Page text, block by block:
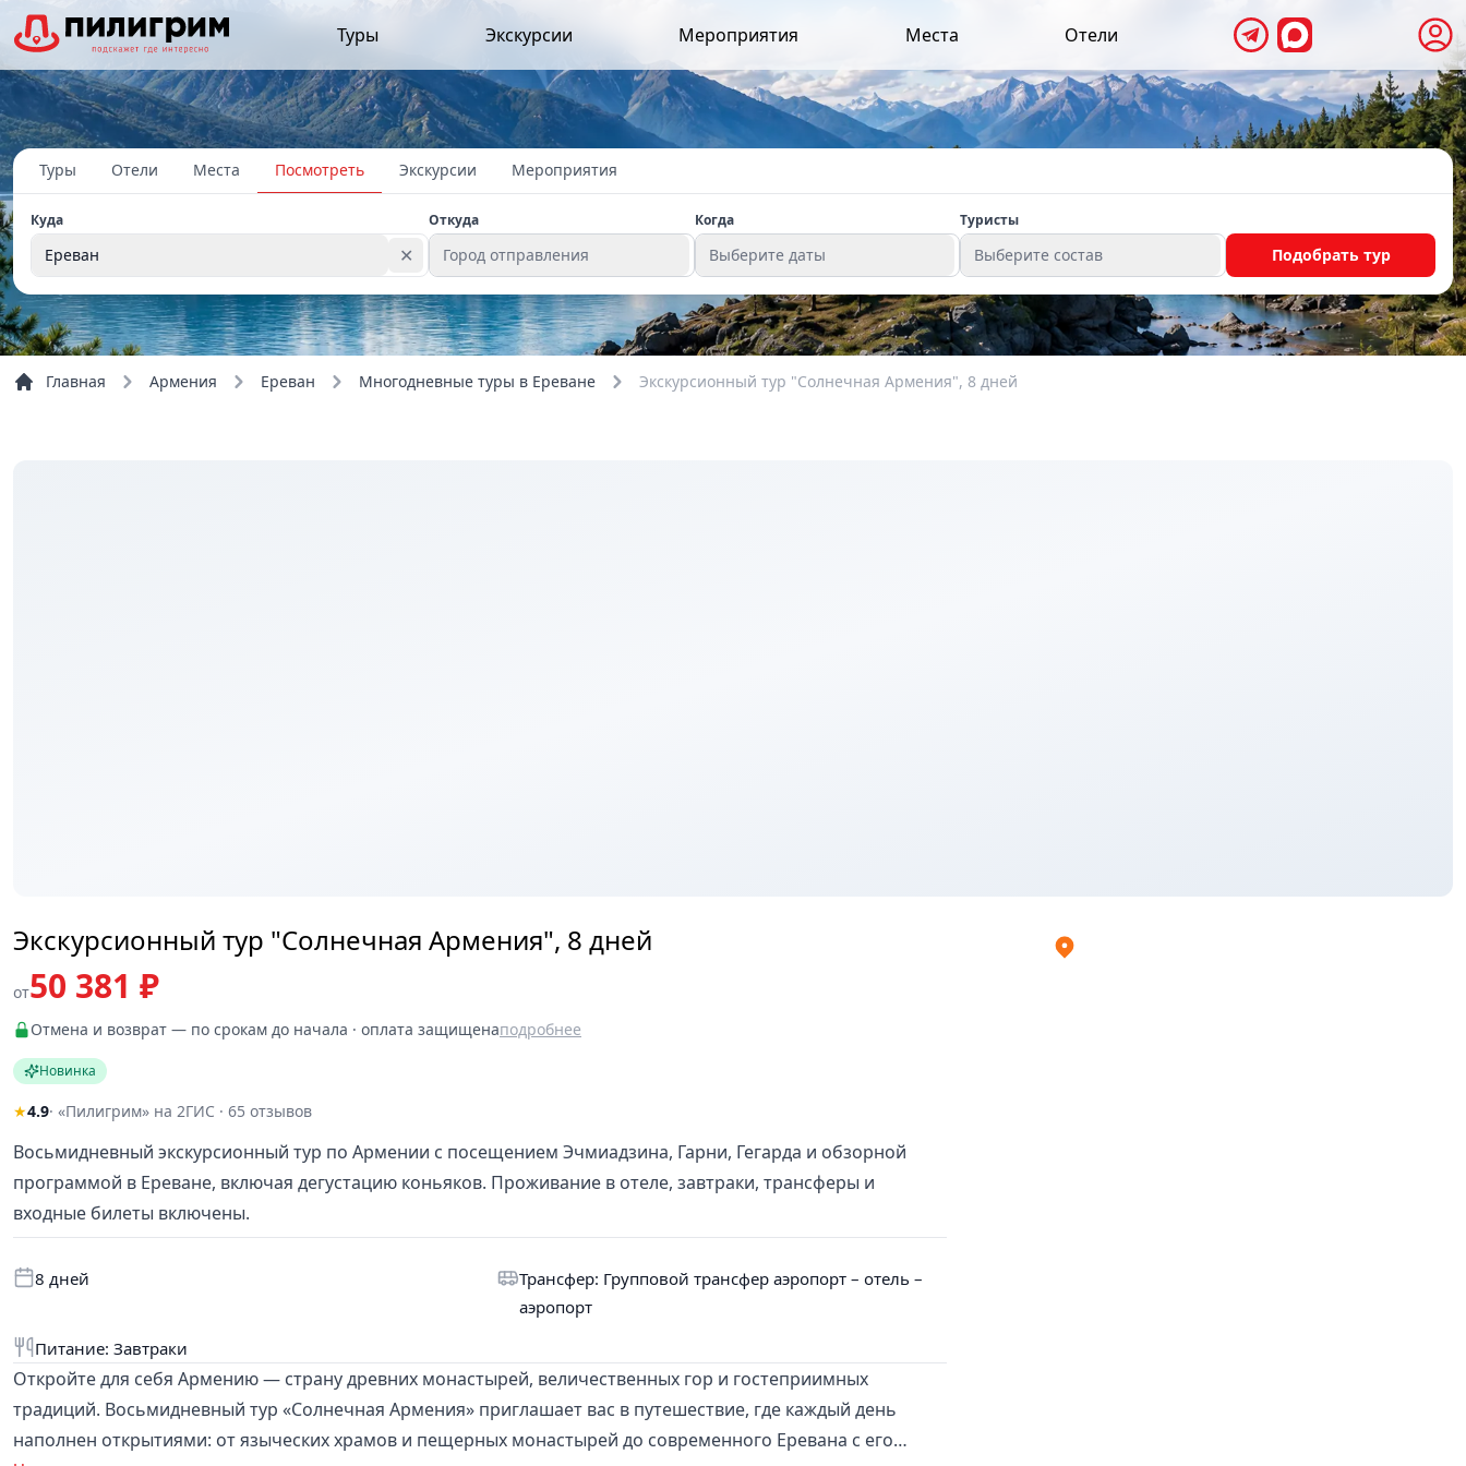
Туры Экскурсии Мероприятия Места Отели
Туры Отели Места Посмотреть Экскурсии Мероприятия
Куда
Ереван ✕
Откуда
Город отправления
Когда
Выберите даты
Туристы
Выберите состав Подобрать тур
Главная Армения Ереван Многодневные туры в Ереване Экскурсионный тур "Солнечная Армения", 8 дней
Экскурсионный тур "Солнечная Армения", 8 дней
от50 381 ₽
Отмена и возврат — по срокам до начала · оплата защищенаподробнее
Новинка
★4.9· «Пилигрим» на 2ГИС · 65 отзывов
Восьмидневный экскурсионный тур по Армении с посещением Эчмиадзина, Гарни, Гегарда и обзорной
программой в Ереване, включая дегустацию коньяков. Проживание в отеле, завтраки, трансферы и
входные билеты включены.
8 дней
Трансфер: Групповой трансфер аэропорт – отель –
аэропорт
Питание: Завтраки
Откройте для себя Армению — страну древних монастырей, величественных гор и гостеприимных
традиций. Восьмидневный тур «Солнечная Армения» приглашает вас в путешествие, где каждый день
наполнен открытиями: от языческих храмов и пещерных монастырей до современного Еревана с его